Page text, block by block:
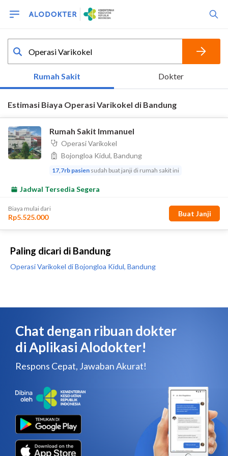
Paling dicari di Bandung
Operasi Varikokel di Bojongloa Kidul, Bandung